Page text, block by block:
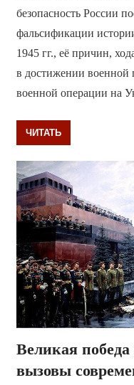
безопасность России
фальсификации
1945 гг., её причин,
в достижении военной
военной операции на
ЧИТАТЬ
Великая
вызовы